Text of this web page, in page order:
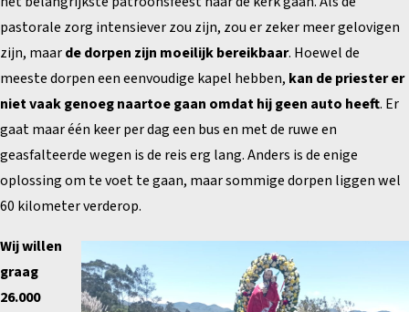
pastorale zorg intensiever zou zijn, zou er zeker meer gelovigen
zijn, maarde dorpen zijn moeilijk bereikbaar. Hoewel de
meeste dorpen een eenvoudige kapel hebben, kan de priester er
niet vaak genoeg naartoe gaan omdat hij geen auto heeft. Er
gaat maar één keer per dag een bus en met de ruwe en
geasfalteerde wegen is de reis erg lang. Anders is de enige
oplossing om te voet te gaan, maar sommige dorpen liggen wel
60 kilometer verderop.
Wij willen
graag
26.000